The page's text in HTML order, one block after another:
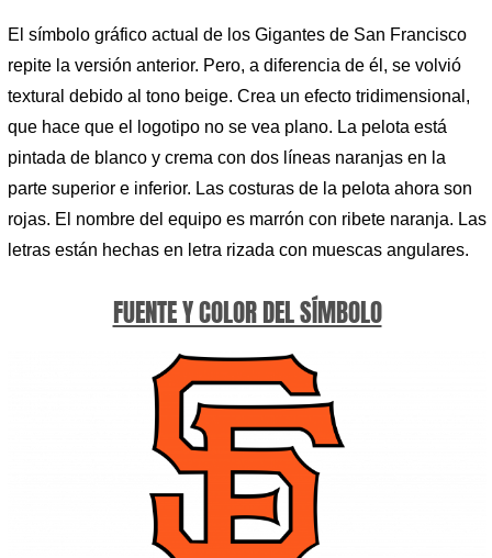
El símbolo gráfico actual de los Gigantes de San Francisco
repite la versión anterior. Pero, a diferencia de él, se volvió
textural debido al tono beige. Crea un efecto tridimensional,
que hace que el logotipo no se vea plano. La pelota está
pintada de blanco y crema con dos líneas naranjas en la
parte superior e inferior. Las costuras de la pelota ahora son
rojas. El nombre del equipo es marrón con ribete naranja. Las
letras están hechas en letra rizada con muescas angulares.
FUENTE Y COLOR DEL SÍMBOLO